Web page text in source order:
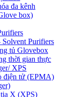
đa kênh
box)
Purifiers
tủ Glovebox
thời gian thực
XPS
điện tử (EPMA)
tia X (XPS)